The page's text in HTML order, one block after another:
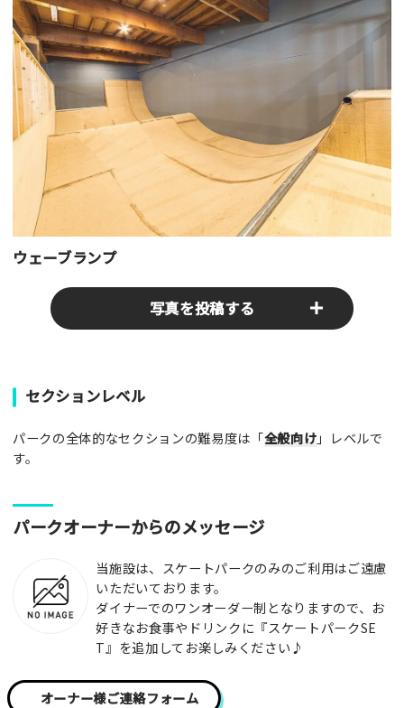
ウェーブランプ
写真を投稿する
パークやスポットの写真をぜひお送りください！あなたの写真
がみんなの参考となります！
写真
[text photo1alt placeholder "写真の解説※任意]
[text photo2alt placeholder "写真の解説※任意]
セクションレベル
パークの全体的なセクションの難易度は「全般向け」レベルで
す。
パークオーナーからのメッセージ
当施設は、スケートパークのみのご利用はご遠慮
いただいております。
ダイナーでのワンオーダー制となりますので、お
好きなお食事やドリンクに『スケートパークSE
T』を追加してお楽しみください♪
オーナー様ご連絡フォーム